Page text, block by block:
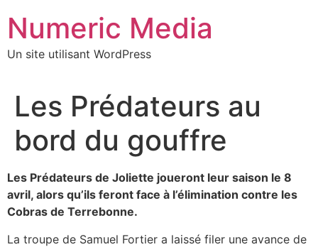
contenu
Numeric Media
Un site utilisant WordPress
Les Prédateurs au
bord du gouffre
Les Prédateurs de Joliette joueront leur saison le 8
avril, alors qu’ils feront face à l’élimination contre les
Cobras de Terrebonne.
La troupe de Samuel Fortier a laissé filer une avance de